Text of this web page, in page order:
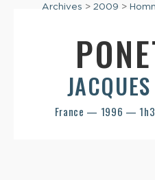
Archives > 2009 >
France — 1996 —